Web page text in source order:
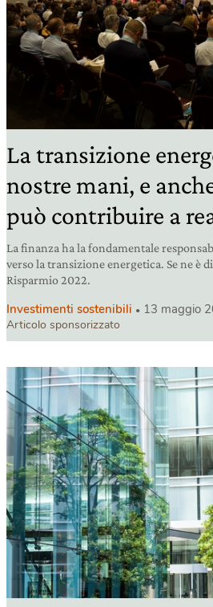
La transizione
nostre mani, e
può contribuire a
La finanza ha la fondamentale
verso la transizione energetica. Se ne è
Risparmio 2022.
Investimenti sostenibili 13 maggio
Articolo sponsorizzato